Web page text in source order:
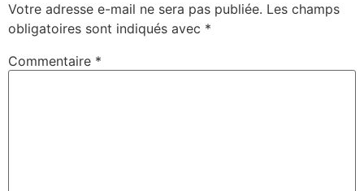
Votre adresse e-mail ne sera pas publiée. Les champs
obligatoires sont indiqués avec *
Commentaire *